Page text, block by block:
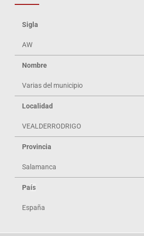
Sigla
AW
Nombre
Varias del municipio
Localidad
VEALDERRODRIGO
Provincia
Salamanca
País
España